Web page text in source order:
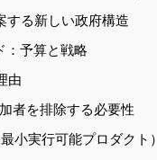
する新しい政府構造
：予算と戦略
由
者を排除する必要性
小実行可能プロダクト）